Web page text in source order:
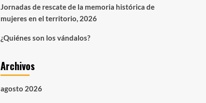
Jornadas de rescate de la memoria histórica de
mujeres en el territorio, 2026
¿Quiénes son los vándalos?
Archivos
agosto 2026